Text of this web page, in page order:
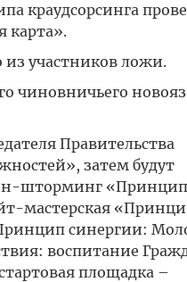
краудсорсинга
карта».
из участников ложи.
чиновничьего
Правительства
затем будут
шторминг «Принцип
мастерская
синергии:
воспитание
площадка –